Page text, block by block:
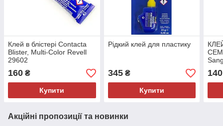
Клей в блістері Contacta
Blister, Multi-Color Revell
29602
160 ₴
Купити
Рідкий клей для пластику
345₴
Купити
140
Акційні пропозиції та новинки